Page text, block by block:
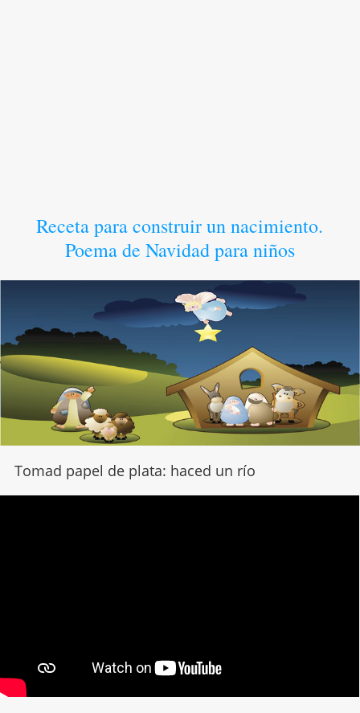
Receta para construir un nacimiento.
Poema de Navidad para niños
Tomad papel de plata: haced un río